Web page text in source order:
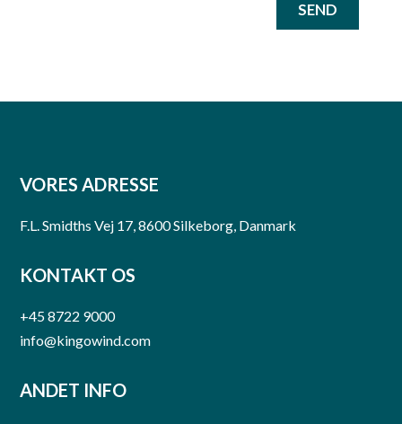
VORES ADRESSE
F.L. Smidths Vej 17, 8600 Silkeborg, Danmark
KONTAKT OS
+45 8722 9000
info@kingowind.com
ANDET INFO